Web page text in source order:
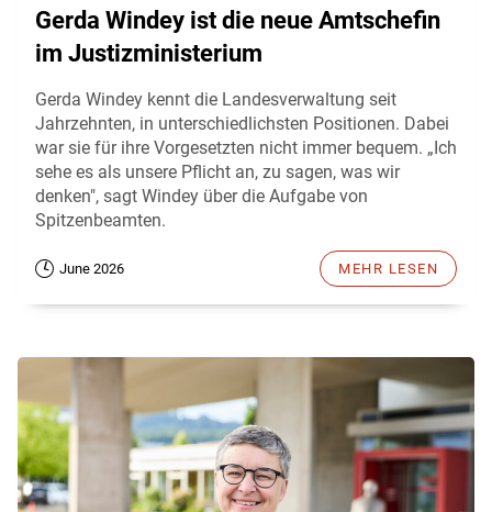
Gerda Windey ist die neue Amtschefin
im Justizministerium
Gerda Windey kennt die Landesverwaltung seit
Jahrzehnten, in unterschiedlichsten Positionen. Dabei
war sie für ihre Vorgesetzten nicht immer bequem. „Ich
sehe es als unsere Pflicht an, zu sagen, was wir
denken", sagt Windey über die Aufgabe von
Spitzenbeamten.
June 2026 MEHR LESEN